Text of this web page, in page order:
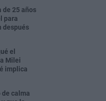
de 25 años
para
después
el
Milei
implica
de calma